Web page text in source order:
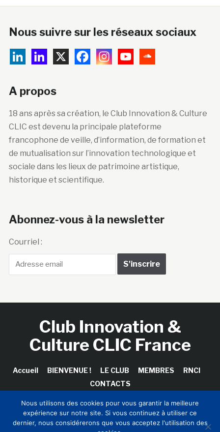
Nous suivre sur les réseaux sociaux
A propos
18 ans après sa création, le Club Innovation & Culture
CLIC est devenu la principale plateforme
francophone de veille, d’information, de formation et
de mutualisation sur l’innovation technologique et
sociale dans les lieux de patrimoine artistique,
historique et scientifique.
Abonnez-vous à la newsletter
Courriel :
Club Innovation &
Culture CLIC France
Accueil BIENVENUE ! LE CLUB MEMBRES
RNCI
CONTACTS
Copyright © 2026 Club Innovation & Culture CLIC France /
Nous utilisons des cookies pour vous garantir la meilleure
expérience sur notre site. Si vous continuez à utiliser ce
dernier, nous considérerons que vous acceptez l'utilisation des